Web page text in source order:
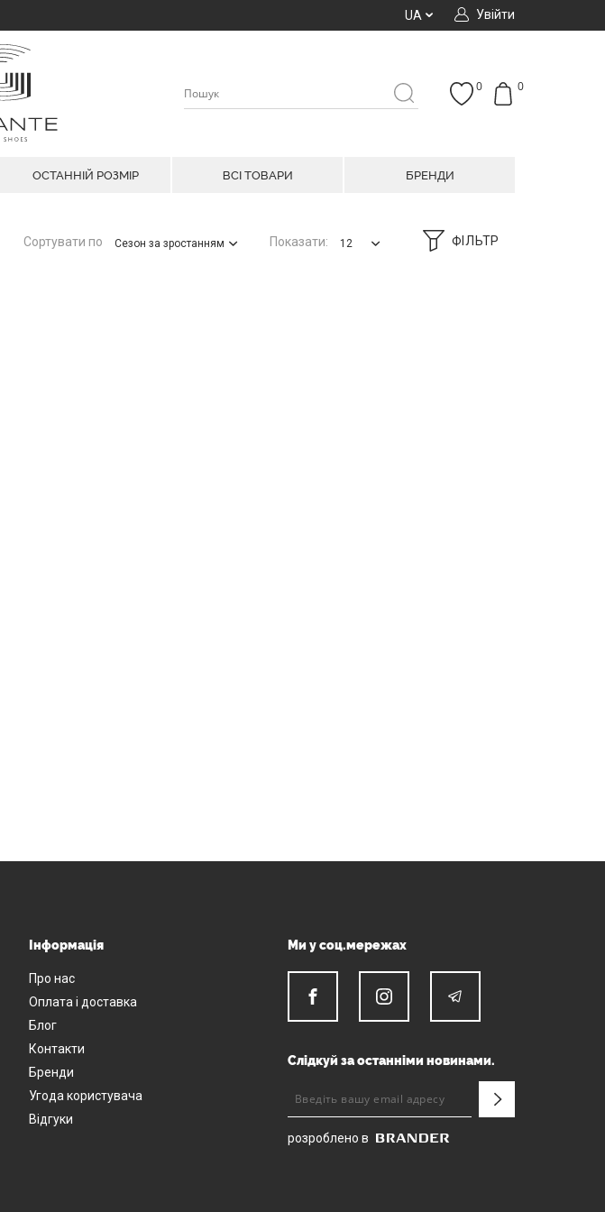
Увійти
UA
0
0
ОСТАННІЙ РОЗМІР ВСІ ТОВАРИ БРЕНДИ
ФІЛЬТР
Сортувати по Сезон за зростанням Показати: 12
Інформація
Про нас
Оплата і доставка
Блог
Контакти
Бренди
Угода користувача
Відгуки
Ми у соц.мережах
Слідкуй за останніми новинами.
розроблено в